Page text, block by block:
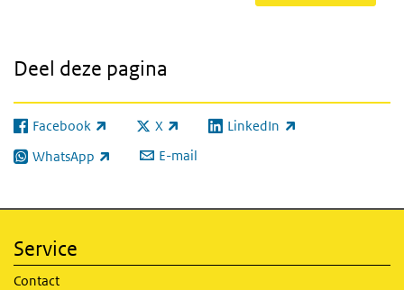
Deel deze pagina
Facebook
(externe link) X
(externe link) LinkedIn
(externe link)
WhatsApp
(externe link) E-mail
Service
Contact